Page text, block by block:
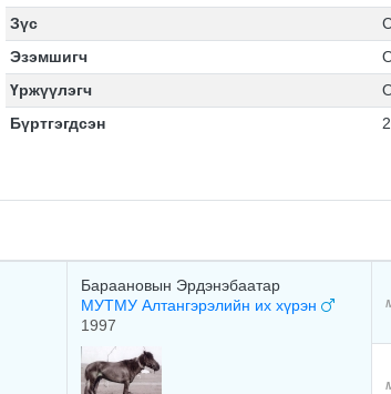
Зүс
Эзэмшигч
Үржүүлэгч
Бүртгэгдсэн
Бараановын Эрдэнэбаатар
МУТМУ Алтангэрэлийн их хүрэн
1997